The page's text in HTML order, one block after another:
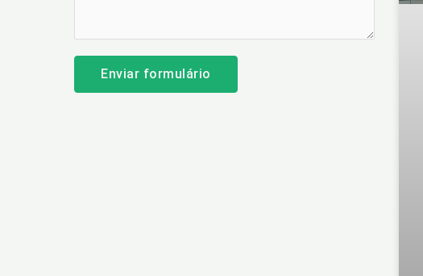
Enviar formulário